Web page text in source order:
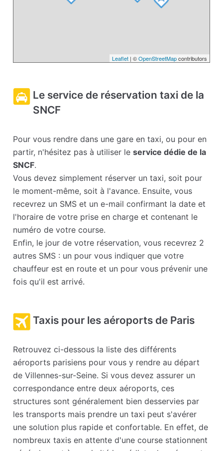
Leaflet| ©OpenStreetMapcontributors
Le service de réservation taxi de la
SNCF
Pour vous rendre dans une gare en taxi, ou pour en
partir, n'hésitez pas à utiliser leservice dédie de la
SNCF.
Vous devez simplement réserver un taxi, soit pour
le moment-même, soit à l'avance. Ensuite, vous
recevrez un SMS et un e-mail confirmant la date et
l'horaire de votre prise en charge et contenant le
numéro de votre course.
Enfin, le jour de votre réservation, vous recevrez 2
autres SMS : un pour vous indiquer que votre
chauffeur est en route et un pour vous prévenir une
fois qu'il est arrivé.
Taxis pour les aéroports de Paris
Retrouvez ci-dessous la liste des différents
aéroports parisiens pour vous y rendre au départ
de Villennes-sur-Seine. Si vous devez assurer un
correspondance entre deux aéroports, ces
structures sont généralement bien desservies par
les transports mais prendre un taxi peut s'avérer
une solution plus rapide et confortable. En effet, de
nombreux taxis en attente d'une course stationnent